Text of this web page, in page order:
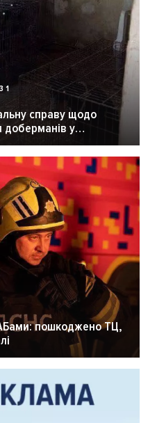
справу щодо
у
пошкоджено ТЦ,